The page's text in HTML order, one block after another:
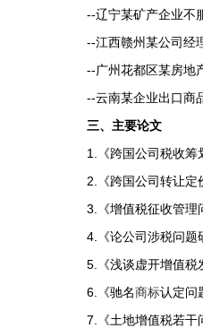
--辽宁某矿产企业不
--江西赣州某公司经
--广州花都区某房地
--云南某企业出口商
三、主要论文
1. 《跨国公司税收筹
2. 《跨国公司转让定
3. 《增值税征收管理
4. 《论公司涉税问题
5. 《浅谈虚开增值税
6. 《驰名商标认定问
7. 《土地增值税若干